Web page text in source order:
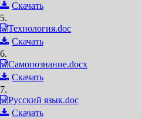
Скачать
5.
Технология.doc
Скачать
6.
Самопознание.docx
Скачать
7.
Русский язык.doc
Скачать